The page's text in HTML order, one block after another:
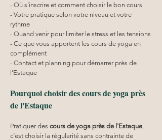
- Où s’inscrire et comment choisir le bon cours
- Votre pratique selon votre niveau et votre
rythme
- Quand venir pour limiter le stress et les tensions
- Ce que vous apportent les cours de yoga en
complément
- Contact et planning pour démarrer près de
l’Estaque
Pourquoi choisir des cours de yoga près
de l'Estaque
Pratiquer des cours de yoga près de l'Estaque
c’est choisir la régularité sans contrainte de